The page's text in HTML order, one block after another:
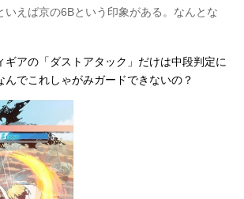
いえば京の6Bという印象がある。なんとな
ギアの「ダストアタック」だけは中段判定に
んでこれしゃがみガードできないの？